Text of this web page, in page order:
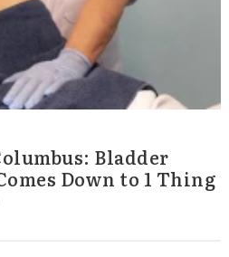
Bladder
Down to 1 Thing